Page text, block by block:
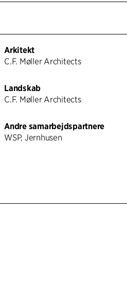
Arkitekt
C.F. Møller Architects
Landskab
C.F. Møller Architects
Andre samarbejdspartnere
WSP, Jernhusen